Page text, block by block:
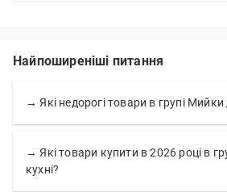
Найпоширеніші питання
→ Які недорогі товари в групі Мийки
→ Які товари купити в 2026 році в
кухні?